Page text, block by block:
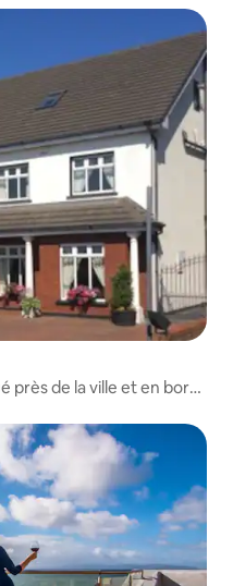
près de la ville et en bord